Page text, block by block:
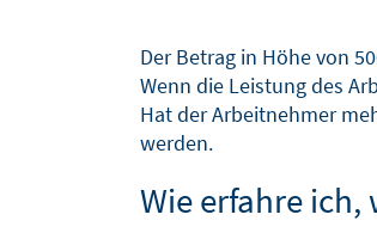
Der Betrag in Höhe von
Wenn die Leistung des
Hat der Arbeitnehmer
werden.
Wie erfahre